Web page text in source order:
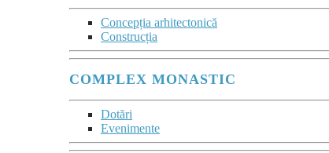
Concepția arhitectonică
Construcția
COMPLEX MONASTIC
Dotări
Evenimente